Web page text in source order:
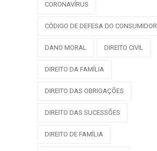
CORONAVÍRUS
CÓDIGO DE DEFESA DO CONSUMIDOR
DANO MORAL DIREITO CIVIL
DIREITO DA FAMÍLIA
DIREITO DAS OBRIGAÇÕES
DIREITO DAS SUCESSÕES
DIREITO DE FAMÍLIA